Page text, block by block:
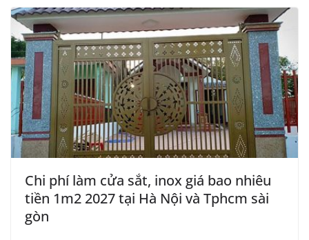
Chi phí làm cửa sắt, inox giá bao nhiêu
tiền 1m2 2027 tại Hà Nội và Tphcm sài
gòn